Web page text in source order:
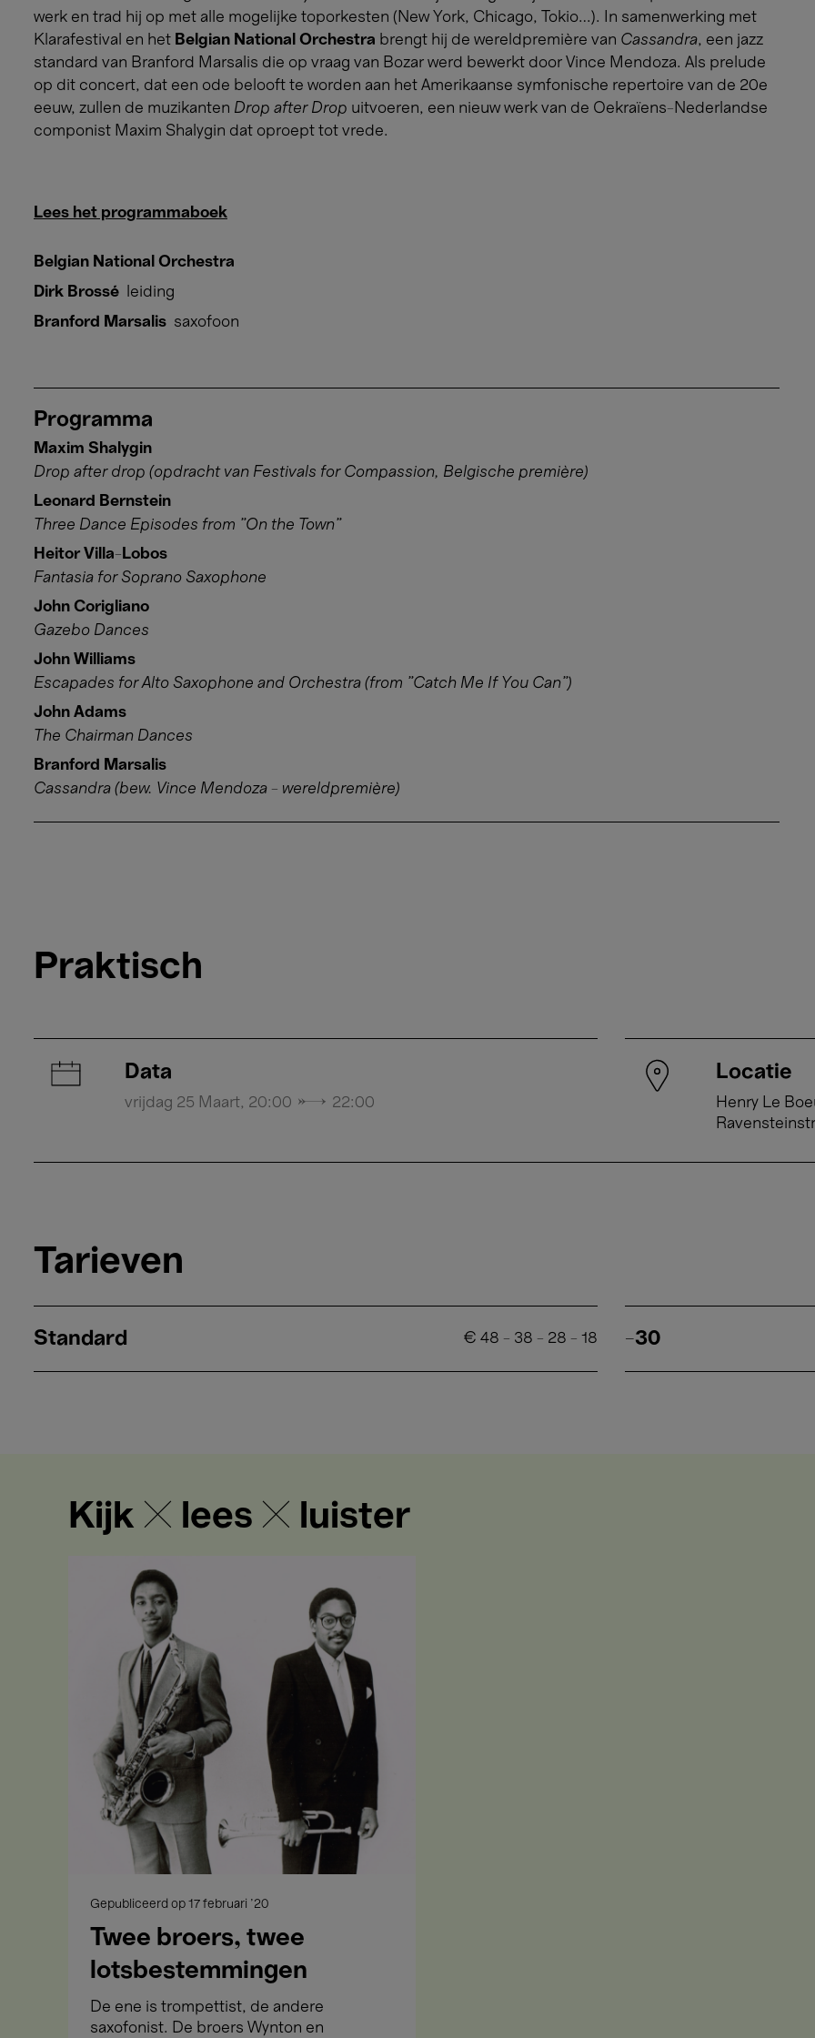
werk en trad hij op met alle mogelijke toporkesten (New York, Chicago, Tokio…). In samenwerking met
Klarafestival en het Belgian National Orchestra brengt hij de wereldpremière van Cassandra, een jazz
standard van Branford Marsalis die op vraag van Bozar werd bewerkt door Vince Mendoza. Als prelude
op dit concert, dat een ode belooft te worden aan het Amerikaanse symfonische repertoire van de 20e
eeuw, zullen de muzikanten Drop after Drop uitvoeren, een nieuw werk van de Oekraïens-Nederlandse
componist Maxim Shalygin dat oproept tot vrede.
Lees het programmaboek
Belgian National Orchestra
Dirk Brossé leiding
Branford Marsalis saxofoon
Programma
Maxim Shalygin
Drop after drop (opdracht van Festivals for Compassion, Belgische première)
Leonard Bernstein
Three Dance Episodes from "On the Town"
Heitor Villa-Lobos
Fantasia for Soprano Saxophone
John Corigliano
Gazebo Dances
John Williams
Escapades for Alto Saxophone and Orchestra (from "Catch Me If You Can")
John Adams
The Chairman Dances
Branford Marsalis
Cassandra (bew. Vince Mendoza - wereldpremière)
Praktisch
Data
vrijdag 25 Maart, 20:00 → 22:00
Locatie
Henry Le
Tarieven
Standard € 48 - 38 - 28 - 18 -30
Kijk ✕ lees ✕ luister
lotsbestemmingen
Gepubliceerd op 17 februari '20
Twee broers, twee
lotsbestemmingen
De ene is trompettist, de andere
saxofonist. De broers Wynton en